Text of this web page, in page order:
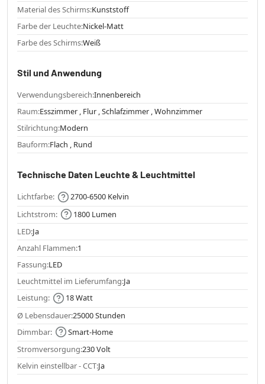
Material des Schirms:Kunststoff
Farbe der Leuchte:Nickel-Matt
Farbe des Schirms:Weiß
Stil und Anwendung
Verwendungsbereich:Innenbereich
Raum:Esszimmer , Flur , Schlafzimmer , Wohnzimmer
Stilrichtung:Modern
Bauform:Flach , Rund
Technische Daten Leuchte & Leuchtmittel
Lichtfarbe:
2700-6500 Kelvin
Lichtstrom:
1800 Lumen
LED:Ja
Anzahl Flammen:1
Fassung:LED
Leuchtmittel im Lieferumfang:Ja
Leistung:
18 Watt
Ø Lebensdauer:25000 Stunden
Dimmbar:
Smart-Home
Stromversorgung:230 Volt
Kelvin einstellbar - CCT:Ja